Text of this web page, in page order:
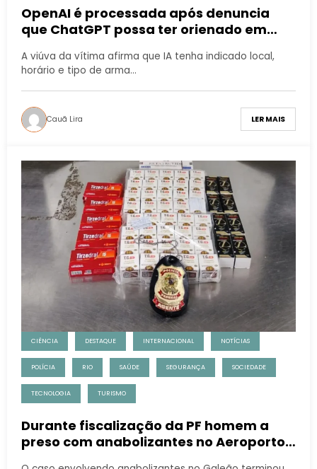
OpenAI é processada após denuncia
que ChatGPT possa ter orienado em
A viúva da vítima afirma que IA tenha indicado local,
horário e tipo de arma…
Cauã Lira LER MAIS
CIÊNCIA DESTAQUE INTERNACIONAL NOTÍCIAS
POLÍCIA RIO SAÚDE SEGURANÇA SOCIEDADE
TECNOLOGIA TURISMO
Durante fiscalização da PF homem a
preso com anabolizantes no Aeroporto